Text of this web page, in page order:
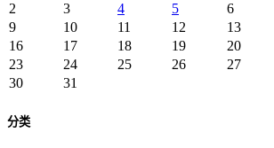
2
3 4 5 6
9
10 11 12 13
16
17 18 19 20
23
24 25 26 27
30
31
分类